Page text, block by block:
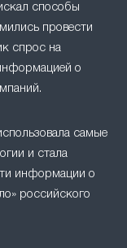
способы
провести
спрос на
о
самые
и стала
информации о
российского